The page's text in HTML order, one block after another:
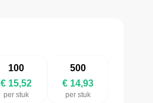
100
€ 15,52
per stuk
500
€ 14,93
per stuk